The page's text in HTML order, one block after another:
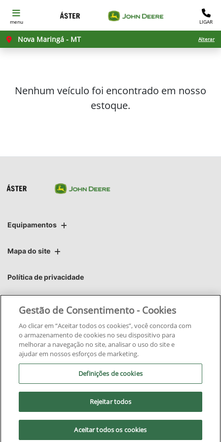
menu LIGAR
Nova Maringá - MT Alterar
Nenhum veículo foi encontrado em nosso
estoque.
Equipamentos
Mapa do site
Política de privacidade
Áster | Áster Máquinas e Soluções Integradas Ltda.
CNPJ: 06.220.403/0012-85
No trânsito, enxergar o outro
Desenvolvido pela DEALERSPACE ® Direitos Reservados.
Gestão de Consentimento - Cookies
Ao clicar em “Aceitar todos os cookies”, você concorda com
o armazenamento de cookies no seu dispositivo para
melhorar a navegação no site, analisar o uso do site e
ajudar em nossos esforços de marketing.
Definições de cookies
Rejeitar todos
Aceitar todos os cookies